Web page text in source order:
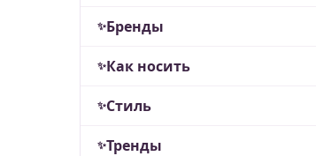
Бренды
Как носить
Стиль
Тренды